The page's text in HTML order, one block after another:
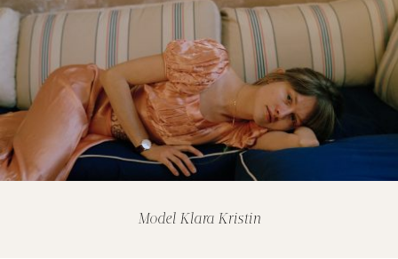
Model Klara Kristin